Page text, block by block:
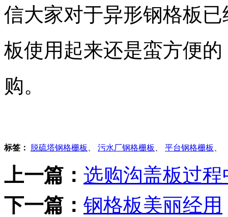
信大家对于异形钢格板
板使用起来还是蛮方便
购。
标签： 脱硫塔钢格栅板 、 污水厂钢格栅板 、 平台钢格栅板 、
上一篇： 选购沟盖板过
下一篇： 钢格板美丽经用